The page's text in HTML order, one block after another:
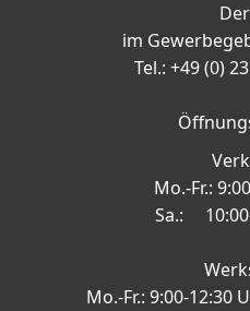
im
Tel.: +49 (0)
Mo.-Fr.:
Sa.:
Mo.-Fr.: 9:00-12:30